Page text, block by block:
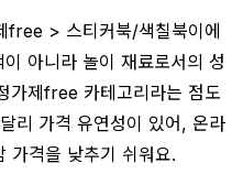
free > 스티커북/색칠북이에
아니라 놀이 재료로서의 성
가제free 카테고리라는 점도
리 가격 유연성이 있어, 온라
가격을 낮추기 쉬워요.